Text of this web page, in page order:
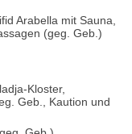
Arabella mit Sauna,
(geg. Geb.)
Kloster,
Geb., Kaution und